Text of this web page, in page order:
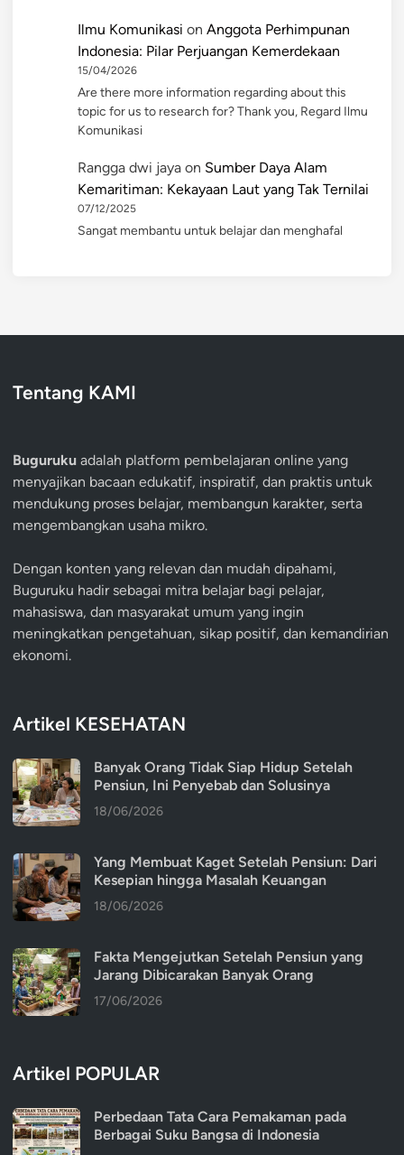
Ilmu Komunikasi on Anggota Perhimpunan
Indonesia: Pilar Perjuangan Kemerdekaan
15/04/2026
Are there more information regarding about this
topic for us to research for? Thank you, Regard Ilmu
Komunikasi
Rangga dwi jaya on Sumber Daya Alam
Kemaritiman: Kekayaan Laut yang Tak Ternilai
07/12/2025
Sangat membantu untuk belajar dan menghafal
Tentang KAMI
Buguruku adalah platform pembelajaran online yang
menyajikan bacaan edukatif, inspiratif, dan praktis untuk
mendukung proses belajar, membangun karakter, serta
mengembangkan usaha mikro.
Dengan konten yang relevan dan mudah dipahami,
Buguruku hadir sebagai mitra belajar bagi pelajar,
mahasiswa, dan masyarakat umum yang ingin
meningkatkan pengetahuan, sikap positif, dan kemandirian
ekonomi.
Artikel KESEHATAN
Banyak Orang Tidak Siap Hidup Setelah
Pensiun, Ini Penyebab dan Solusinya
18/06/2026
Yang Membuat Kaget Setelah Pensiun: Dari
Kesepian hingga Masalah Keuangan
18/06/2026
Fakta Mengejutkan Setelah Pensiun yang
Jarang Dibicarakan Banyak Orang
17/06/2026
Artikel POPULAR
Perbedaan Tata Cara Pemakaman pada
Berbagai Suku Bangsa di Indonesia